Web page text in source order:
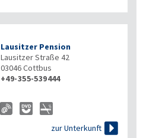
Lausitzer Pension
Lausitzer Straße 42
03046Cottbus
+49-355-539444
zur Unterkunft 